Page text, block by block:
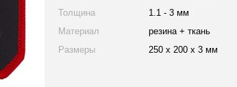
Толщина
1.1 - 3 мм
Материал
резина + ткань
Размеры
250 x 200 x 3 мм